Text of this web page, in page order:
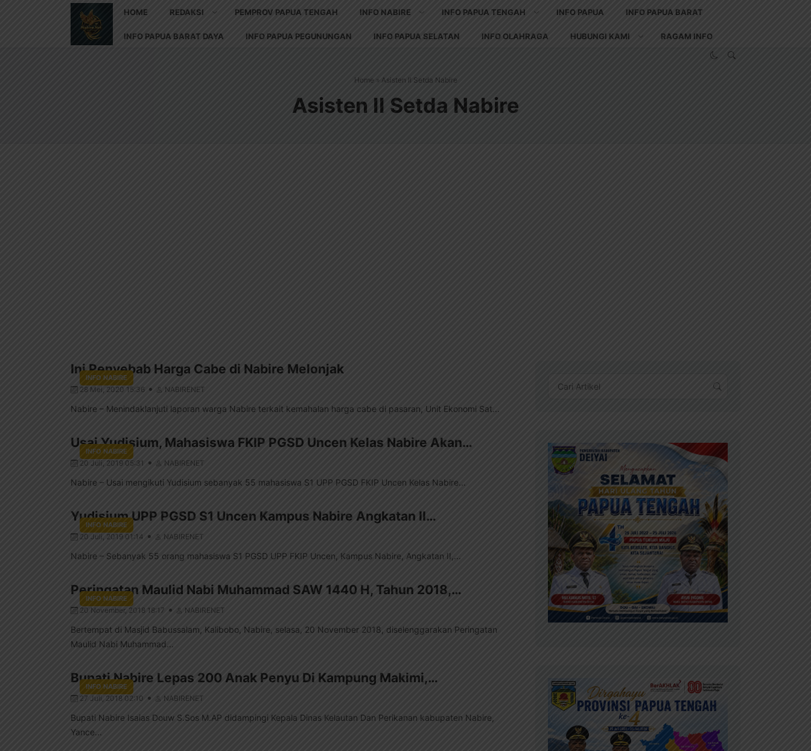
HOME REDAKSI PEMPROV PAPUA TENGAH INFO NABIRE INFO PAPUA TENGAH INFO PAPUA INFO PAPUA BARAT
INFO PAPUA BARAT DAYA INFO PAPUA PEGUNUNGAN INFO PAPUA SELATAN INFO OLAHRAGA HUBUNGI KAMI RAGAM INFO
Home » Asisten II Setda Nabire
Asisten II Setda Nabire
INFO NABIRE
Ini Penyebab Harga Cabe di Nabire Melonjak
28 Mei, 2020 15:36 NABIRENET
Nabire – Menindaklanjuti laporan warga Nabire terkait kemahalan harga cabe di pasaran, Unit Ekonomi Sat...
INFO NABIRE
Usai Yudisium, Mahasiswa FKIP PGSD Uncen Kelas Nabire Akan…
20 Juli, 2019 05:31 NABIRENET
Nabire – Usai mengikuti Yudisium sebanyak 55 mahasiswa S1 UPP PGSD FKIP Uncen Kelas Nabire...
INFO NABIRE
Yudisium UPP PGSD S1 Uncen Kampus Nabire Angkatan II…
20 Juli, 2019 01:14 NABIRENET
Nabire – Sebanyak 55 orang mahasiswa S1 PGSD UPP FKIP Uncen, Kampus Nabire, Angkatan II,...
INFO NABIRE
Peringatan Maulid Nabi Muhammad SAW 1440 H, Tahun 2018,…
20 November, 2018 18:17 NABIRENET
Bertempat di Masjid Babussalam, Kalibobo, Nabire, selasa, 20 November 2018, diselenggarakan Peringatan
Maulid Nabi Muhammad...
INFO NABIRE
Bupati Nabire Lepas 200 Anak Penyu Di Kampung Makimi,…
27 Juli, 2018 02:10 NABIRENET
Bupati Nabire Isaias Douw S.Sos M.AP didampingi Kepala Dinas Kelautan Dan Perikanan kabupaten Nabire,
Yance...